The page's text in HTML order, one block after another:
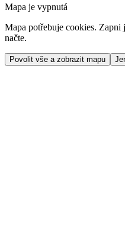
Mapa je vypnutá
Mapa potřebuje cookies.
načte.
Povolit vše a zobrazit mapu